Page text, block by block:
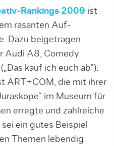
Rankings 2009 ist
rasanten Auf­
Dazu beigetragen
Audi A8, Comedy
kauf ich euch ab“).
ART+COM, die mit ihrer
im Museum für
erregte und zahlrei­che
ein gutes Beispiel
Themen lebendig